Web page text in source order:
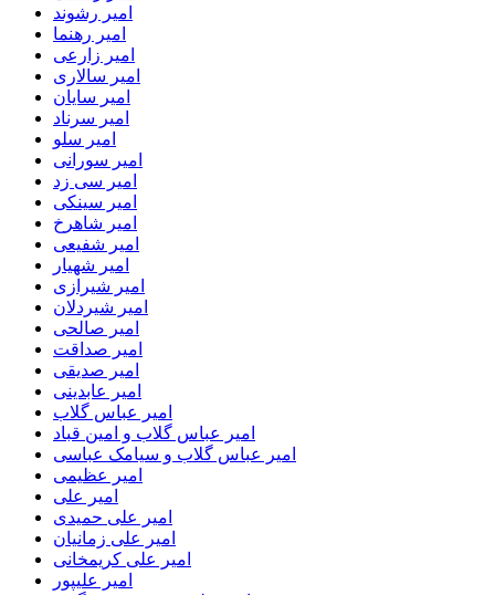
امیر رشوند
امیر رهنما
امیر زارعی
امیر سالاری
امیر سایان
امیر سرناد
امیر سلو
امیر سورانی
امیر سی زد
امیر سینکی
امیر شاهرخ
امیر شفیعی
امیر شهیار
امیر شیرازی
امیر شیردلان
امیر صالحی
امیر صداقت
امیر صدیقی
امیر عابدینی
امیر عباس گلاب
امیر عباس گلاب و امین قباد
امیر عباس گلاب و سیامک عباسی
امیر عظیمی
امیر علی
امیر علی حمیدی
امیر علی زمانیان
امیر علی کریمخانی
امیر علیپور